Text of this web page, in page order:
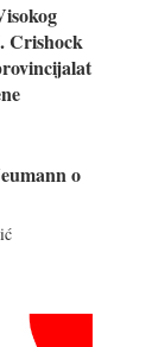
Crishock
o